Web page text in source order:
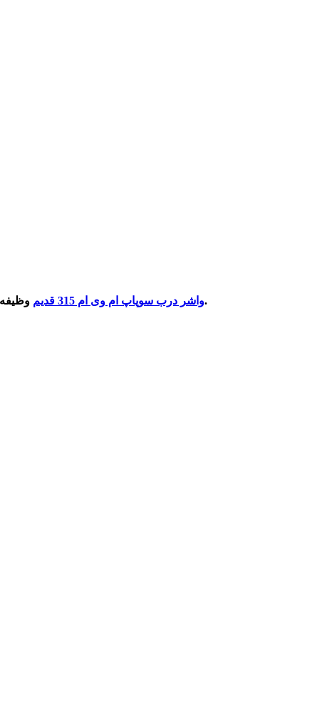
واشر درب سوپاپ ام وی ام 315 قدیموظیفه جلوگیری از نشتی روغن به درون محفظه سیلندر را برعهده‌ دارد. بنابراین در موقع خرید از اصل بودن این قطعه مهم اطمینان کامل پیدا کنید.